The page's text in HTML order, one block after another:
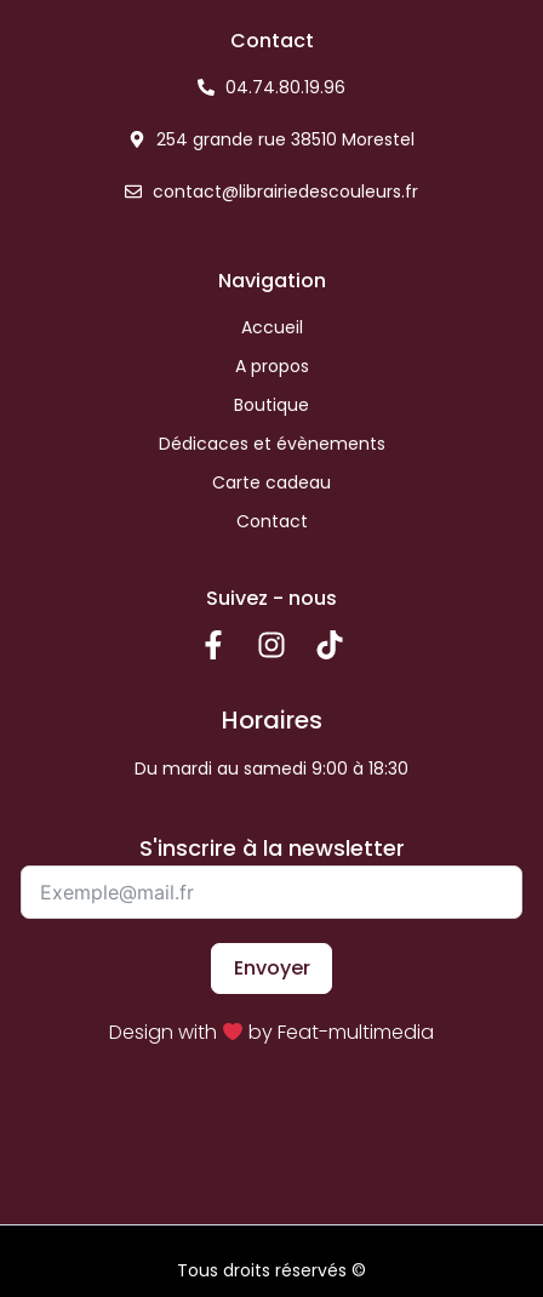
Contact
04.74.80.19.96
254 grande rue 38510 Morestel
contact@librairiedescouleurs.fr
Navigation
Accueil
A propos
Boutique
Dédicaces et évènements
Carte cadeau
Contact
Suivez - nous
Horaires
Du mardi au samedi 9:00 à 18:30
S'inscrire à la newsletter
Envoyer
Design with by Feat-multimedia
Tous droits réservés ©